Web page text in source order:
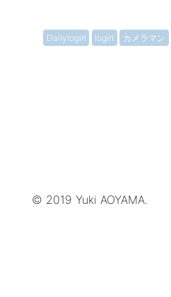
Dailylogirl logirl カメラマン
© 2019 Yuki AOYAMA.